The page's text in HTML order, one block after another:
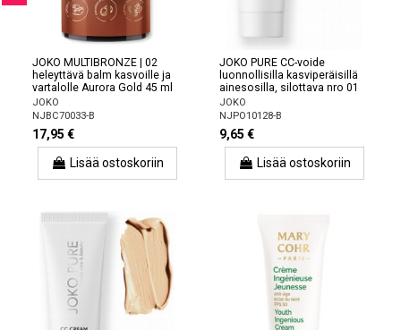
JOKO MULTIBRONZE | 02
heleyttävä balm kasvoille ja
vartalolle Aurora Gold 45 ml
JOKO
NJBC70033-B
17,95 €
Lisää ostoskoriin
JOKO PURE CC-voide
luonnollisilla kasviperäisillä
ainesosilla, silottava nro 01
JOKO
NJPO10128-B
9,65 €
Lisää ostoskoriin